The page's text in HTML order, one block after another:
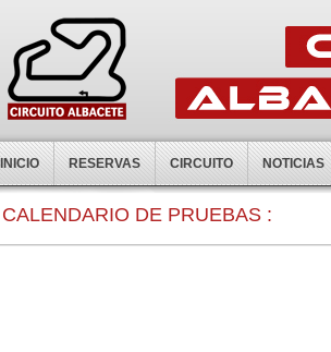
INICIO RESERVAS CIRCUITO NOTICIAS
CALENDARIO DE PRUEBAS :
0:00